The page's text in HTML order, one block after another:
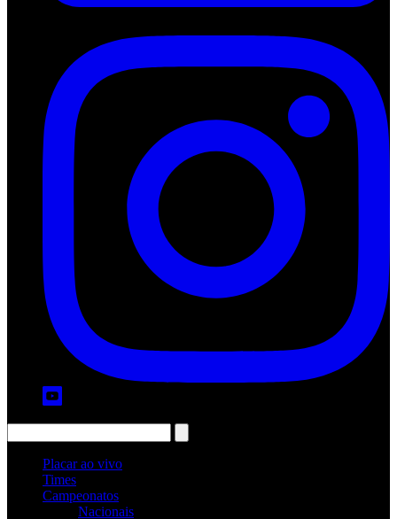
Placar ao vivo
Times
Campeonatos
Nacionais